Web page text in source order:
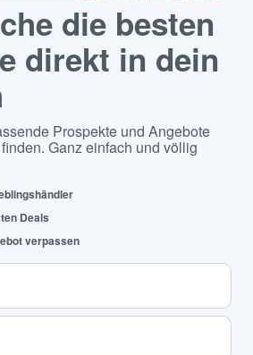
die besten
direkt in dein
Prospekte und Angebote
Ganz einfach und völlig
Deals
verpassen